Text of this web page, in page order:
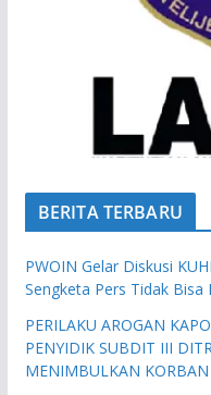
BERITA TERBARU
PWOIN Gelar Diskusi
Sengketa Pers Tidak Bisa
PERILAKU AROGAN
PENYIDIK SUBDIT III
MENIMBULKAN KORBAN